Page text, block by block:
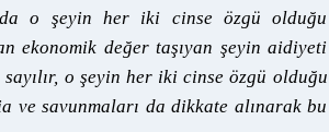
o şeyin her iki cinse özgü olduğu
ekonomik değer taşıyan şeyin aidiyeti
o şeyin her iki cinse özgü olduğu
ve savunmaları da dikkate alınarak bu